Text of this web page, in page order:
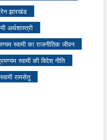
झारखंड
अर्थशास्त्री
स्वामी का राजनीतिक जीवन
स्वामी की विदेश नीति
रामसेतु